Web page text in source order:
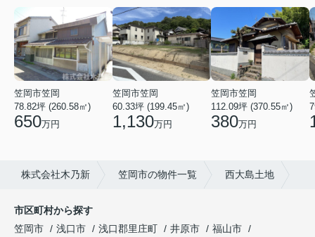
笠岡市笠岡
78.82坪 (260.58㎡)
650万円
笠岡市笠岡
60.33坪 (199.45㎡)
1,130万円
笠岡市笠岡
112.09坪 (370.55㎡)
380万円
株式会社木乃新 笠岡市の物件一覧 西大島土地
市区町村から探す
笠岡市
浅口市 浅口郡里庄町 井原市
福山市